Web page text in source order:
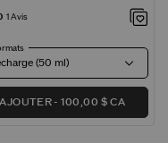
1 Avis
AJOUTER 100,00 $ CA